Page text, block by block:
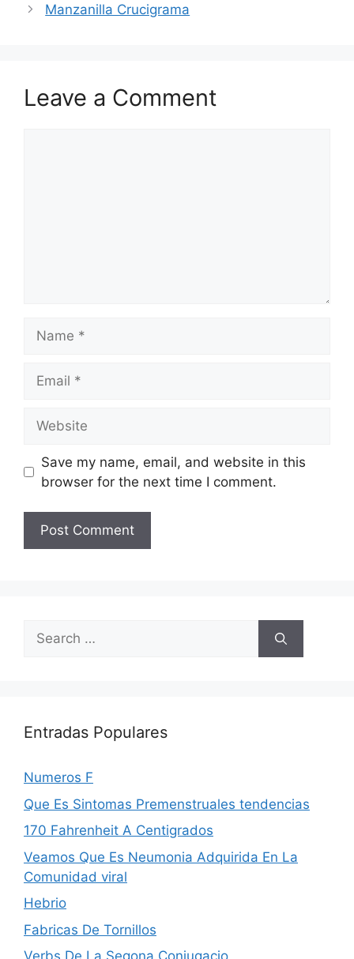
Manzanilla Crucigrama
Leave a Comment
Save my name, email, and website in this
browser for the next time I comment.
Search
for:
Entradas Populares
Numeros F
Que Es Sintomas Premenstruales tendencias
170 Fahrenheit A Centigrados
Veamos Que Es Neumonia Adquirida En La
Comunidad viral
Hebrio
Fabricas De Tornillos